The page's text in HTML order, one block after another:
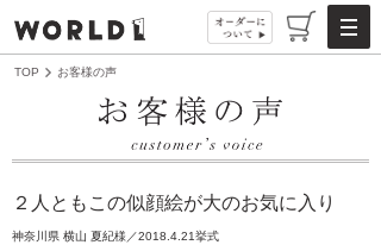
TOP お客様の声
２人ともこの似顔絵が大のお気に入り
神奈川県 横山 夏紀様／2018.4.21挙式